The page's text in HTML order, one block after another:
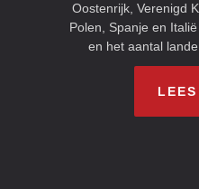
Oostenrijk, Verenigd
Polen, Spanje en
en het aantal